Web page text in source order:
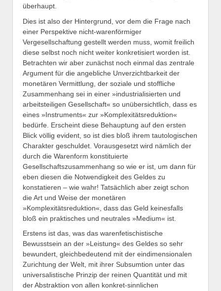
überhaupt.
Dies ist also der Hintergrund, vor dem die Frage nach
einer Perspektive nicht-warenförmiger
Vergesellschaftung gestellt werden muss, womit freilich
diese selbst noch nicht weiter konkretisiert worden ist.
Betrachten wir aber zunächst noch einmal das zentrale
Argument für die angebliche Unverzichtbarkeit der
monetären Vermittlung, der soziale und stoffliche
Zusammenhang sei in einer »industrialisierten und
arbeitsteiligen Gesellschaft« so unübersichtlich, dass es
eines »Instruments« zur »Komplexitätsreduktion«
bedürfe. Erscheint diese Behauptung auf den ersten
Blick völlig evident, so ist dies bloß ihrem tautologischen
Charakter geschuldet. Vorausgesetzt wird nämlich der
durch die Warenform konstituierte
Gesellschaftszusammenhang so wie er ist, um dann für
eben diesen die Notwendigkeit des Geldes zu
konstatieren – wie wahr! Tatsächlich aber zeigt schon
die Art und Weise der monetären
»Komplexitätsreduktion«, dass das Geld keinesfalls
bloß ein praktisches und neutrales »Medium« ist.
Erstens ist das, was das warenfetischistische
Bewusstsein an der »Leistung« des Geldes so sehr
bewundert, gleichbedeutend mit der eindimensionalen
Zurichtung der Welt, mit ihrer Subsumtion unter das
universalistische Prinzip der reinen Quantität und mit
der Abstraktion von allen konkret-sinnlichen